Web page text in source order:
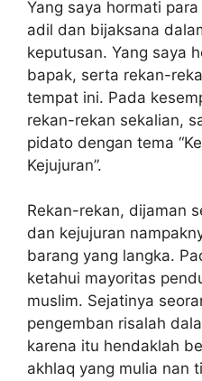
Yang saya hormati
adil dan bijaksana
keputusan. Yang saya
bapak, serta rekan-
tempat ini. Pada
rekan-rekan sekalian,
pidato dengan tema
Kejujuran”.
Rekan-rekan, dijaman
dan kejujuran
barang yang langka.
ketahui mayoritas
muslim. Sejatinya
pengemban risalah
karena itu hendaklah
akhlaq yang mulia nan